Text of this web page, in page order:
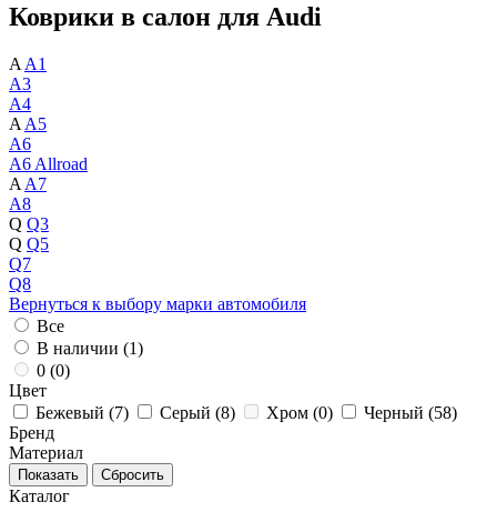
Коврики в салон для Audi
A A1
A3
A4
A A5
A6
A6 Allroad
A A7
A8
Q Q3
Q Q5
Q7
Q8
Вернуться к выбору марки автомобиля
Все
В наличии (1)
0 (0)
Цвет
Бежевый (7) Серый (8) Хром (0) Черный (58)
Бренд
Материал
Каталог